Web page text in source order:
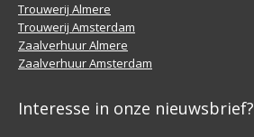
Trouwerij Almere
Trouwerij Amsterdam
Zaalverhuur Almere
Zaalverhuur Amsterdam
Interesse in onze nieuwsbrief?